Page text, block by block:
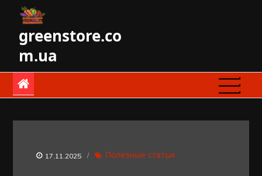
contentgreenstore.co
m.ua
17.11.2025 Полезные статьи